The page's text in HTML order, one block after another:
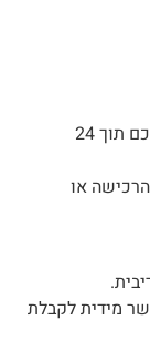
ניתן להזמין משלוח + תלייה מקצועית עד אליכם תוך 24
הרכישה או
מידית לקבלת